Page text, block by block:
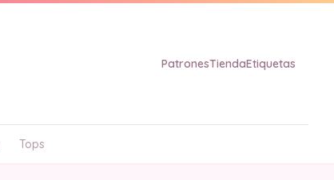
PatronesTiendaEtiquetas
Tops